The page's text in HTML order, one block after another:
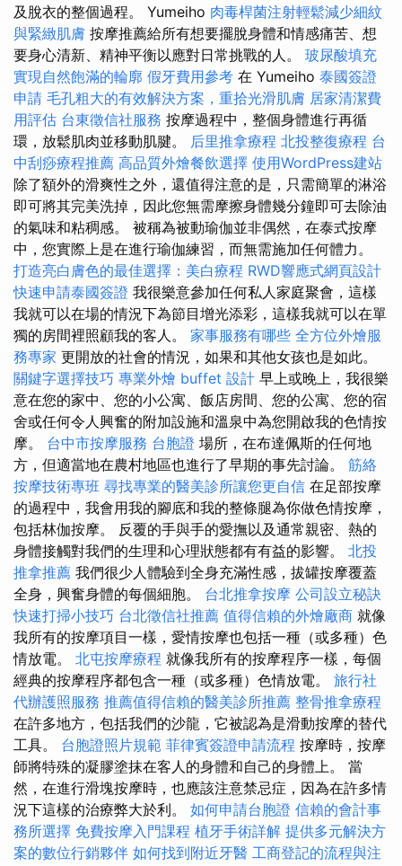
及脫衣的整個過程。 Yumeiho 肉毒桿菌注射輕鬆減少細紋
與緊緻肌膚 按摩推薦給所有想要擺脫身體和情感痛苦、想
要身心清新、精神平衡以應對日常挑戰的人。 玻尿酸填充
實現自然飽滿的輪廓 假牙費用參考 在 Yumeiho 泰國簽證
申請 毛孔粗大的有效解決方案，重拾光滑肌膚 居家清潔費
用評估 台東徵信社服務 按摩過程中，整個身體進行再循
環，放鬆肌肉並移動肌腱。 后里推拿療程 北投整復療程 台
中刮痧療程推薦 高品質外燴餐飲選擇 使用WordPress建站
除了額外的滑爽性之外，還值得注意的是，只需簡單的淋浴
即可將其完美洗掉，因此您無需摩擦身體幾分鐘即可去除油
的氣味和粘稠感。 被稱為被動瑜伽並非偶然，在泰式按摩
中，您實際上是在進行瑜伽練習，而無需施加任何體力。
打造亮白膚色的最佳選擇：美白療程 RWD響應式網頁設計
快速申請泰國簽證 我很樂意參加任何私人家庭聚會，這樣
我就可以在場的情況下為節目增光添彩，這樣我就可以在單
獨的房間裡照顧我的客人。 家事服務有哪些 全方位外燴服
務專家 更開放的社會的情況，如果和其他女孩也是如此。
關鍵字選擇技巧 專業外燴 buffet 設計 早上或晚上，我很樂
意在您的家中、您的小公寓、飯店房間、您的公寓、您的宿
舍或任何令人興奮的附加設施和溫泉中為您開啟我的色情按
摩。 台中市按摩服務 台胞證 場所，在布達佩斯的任何地
方，但適當地在農村地區也進行了早期的事先討論。 筋絡
按摩技術專班 尋找專業的醫美診所讓您更自信 在足部按摩
的過程中，我會用我的腳底和我的整條腿為你做色情按摩，
包括林伽按摩。 反覆的手與手的愛撫以及通常親密、熱的
身體接觸對我們的生理和心理狀態都有有益的影響。 北投
推拿推薦 我們很少人體驗到全身充滿性感，拔罐按摩覆蓋
全身，興奮身體的每個細胞。 台北推拿按摩 公司設立秘訣
快速打掃小技巧 台北徵信社推薦 值得信賴的外燴廠商 就像
我所有的按摩項目一樣，愛情按摩也包括一種（或多種）色
情放電。 北屯按摩療程 就像我所有的按摩程序一樣，每個
經典的按摩程序都包含一種（或多種）色情放電。 旅行社
代辦護照服務 推薦值得信賴的醫美診所推薦 整骨推拿療程
在許多地方，包括我們的沙龍，它被認為是滑動按摩的替代
工具。 台胞證照片規範 菲律賓簽證申請流程 按摩時，按摩
師將特殊的凝膠塗抹在客人的身體和自己的身體上。 當
然，在進行滑塊按摩時，也應該注意禁忌症，因為在許多情
況下這樣的治療弊大於利。 如何申請台胞證 信賴的會計事
務所選擇 免費按摩入門課程 植牙手術詳解 提供多元解決方
案的數位行銷夥伴 如何找到附近牙醫 工商登記的流程與注